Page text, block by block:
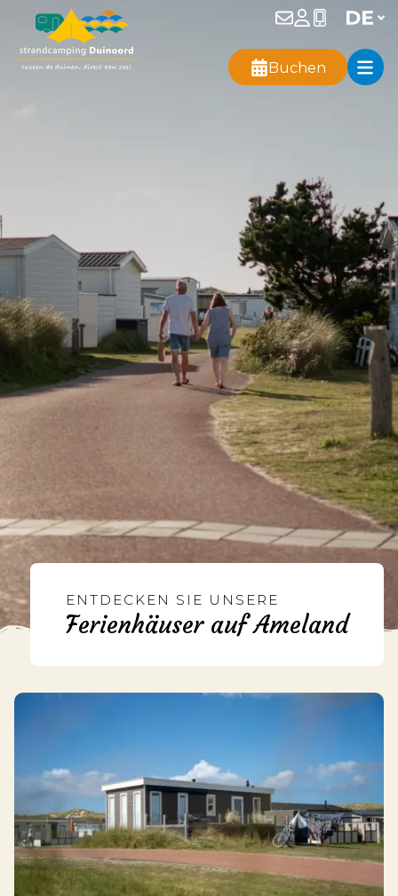
Buchen
ENTDECKEN SIE UNSERE
Ferienhäuser auf Ameland